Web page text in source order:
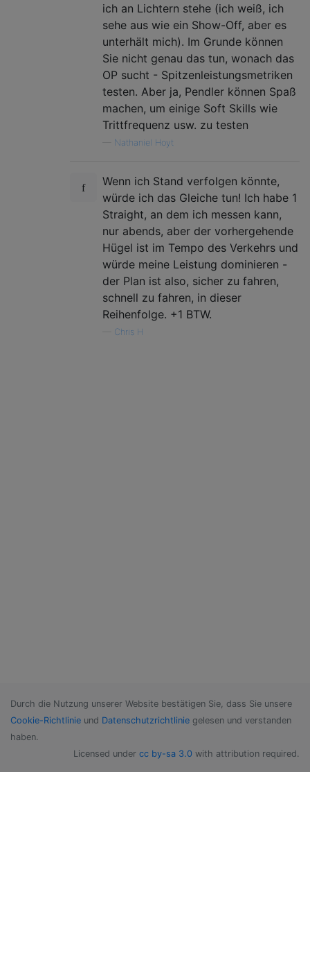
ich an Lichtern stehe (ich weiß, ich
sehe aus wie ein Show-Off, aber es
unterhält mich). Im Grunde können
Sie nicht genau das tun, wonach das
OP sucht - Spitzenleistungsmetriken
testen. Aber ja, Pendler können Spaß
machen, um einige Soft Skills wie
Trittfrequenz usw. zu testen
Nathaniel Hoyt
Wenn ich Stand verfolgen könnte,
würde ich das Gleiche tun! Ich habe 1
Straight, an dem ich messen kann,
nur abends, aber der vorhergehende
Hügel ist im Tempo des Verkehrs und
würde meine Leistung dominieren -
der Plan ist also, sicher zu fahren,
schnell zu fahren, in dieser
Reihenfolge. +1 BTW.
Chris H
Durch die Nutzung unserer Website bestätigen Sie, dass Sie unsere
Cookie-Richtlinie und Datenschutzrichtlinie gelesen und verstanden
haben.
Licensed under cc by-sa 3.0 with attribution required.